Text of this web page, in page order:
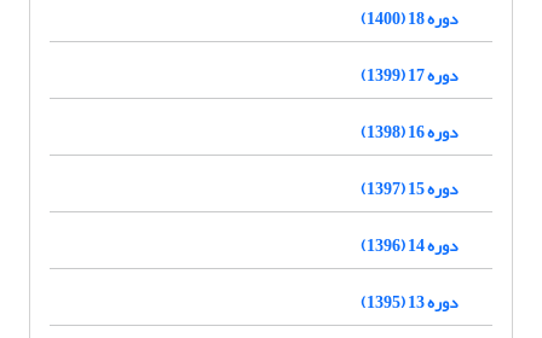
دوره 18 (1400)
دوره 17 (1399)
دوره 16 (1398)
دوره 15 (1397)
دوره 14 (1396)
دوره 13 (1395)